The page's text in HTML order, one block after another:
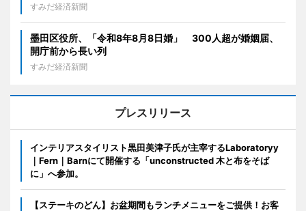
すみだ経済新聞
墨田区役所、「令和8年8月8日婚」 300人超が婚姻届、
開庁前から長い列
すみだ経済新聞
プレスリリース
インテリアスタイリスト黒田美津子氏が主宰するLaboratoryy
｜Fern｜Barnにて開催する「unconstructed 木と布をそば
に」へ参加。
【ステーキのどん】お盆期間もランチメニューをご提供！お客